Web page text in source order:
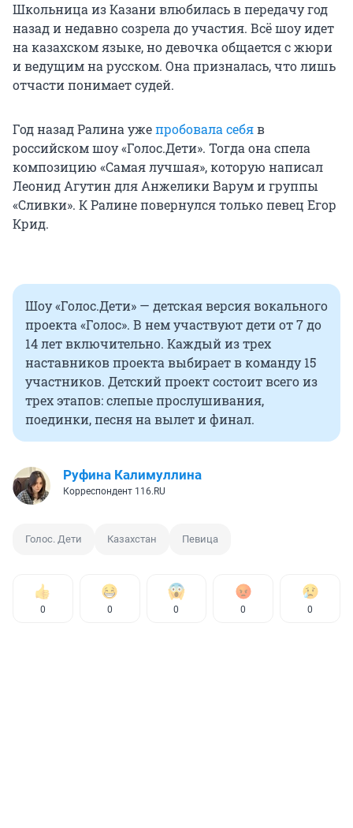
Школьница из Казани влюбилась в передачу год
назад и недавно созрела до участия. Всё шоу идет
на казахском языке, но девочка общается с жюри
и ведущим на русском. Она призналась, что лишь
отчасти понимает судей.
Год назад Ралина ужепробовала себяв
российском шоу «Голос.Дети». Тогда она спела
композицию «Самая лучшая», которую написал
Леонид Агутин для Анжелики Варум и группы
«Сливки». К Ралине повернулся только певец Егор
Крид.
Шоу «Голос.Дети» — детская версия вокального
проекта «Голос». В нем участвуют дети от 7 до
14 лет включительно. Каждый из трех
наставников проекта выбирает в команду 15
участников. Детский проект состоит всего из
трех этапов: слепые прослушивания,
поединки, песня на вылет и финал.
Руфина Калимуллина
Корреспондент 116.RU
Голос. Дети Казахстан Певица
0 0 0 0 0